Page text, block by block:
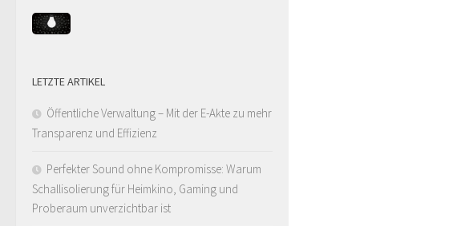
LETZTE ARTIKEL
Öffentliche Verwaltung – Mit der E-Akte zu mehr
Transparenz und Effizienz
Perfekter Sound ohne Kompromisse: Warum
Schallisolierung für Heimkino, Gaming und
Proberaum unverzichtbar ist